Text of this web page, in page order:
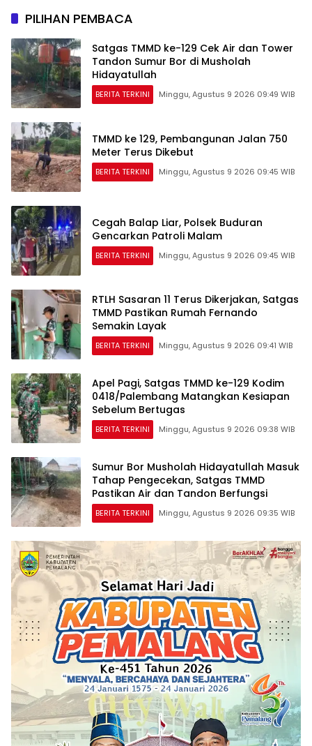
PILIHAN PEMBACA
Satgas TMMD ke-129 Cek Air dan Tower
Tandon Sumur Bor di Musholah
Hidayatullah
BERITA TERKINI Minggu, Agustus 9 2026 09:49 WIB
TMMD ke 129, Pembangunan Jalan 750
Meter Terus Dikebut
BERITA TERKINI Minggu, Agustus 9 2026 09:45 WIB
Cegah Balap Liar, Polsek Buduran
Gencarkan Patroli Malam
BERITA TERKINI Minggu, Agustus 9 2026 09:45 WIB
RTLH Sasaran 11 Terus Dikerjakan, Satgas
TMMD Pastikan Rumah Fernando
Semakin Layak
BERITA TERKINI Minggu, Agustus 9 2026 09:41 WIB
Apel Pagi, Satgas TMMD ke-129 Kodim
0418/Palembang Matangkan Kesiapan
Sebelum Bertugas
BERITA TERKINI Minggu, Agustus 9 2026 09:38 WIB
Sumur Bor Musholah Hidayatullah Masuk
Tahap Pengecekan, Satgas TMMD
Pastikan Air dan Tandon Berfungsi
BERITA TERKINI Minggu, Agustus 9 2026 09:35 WIB